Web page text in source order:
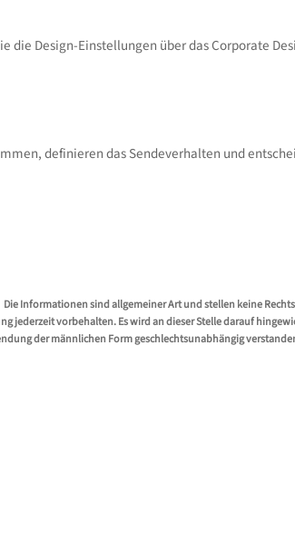
Design-Einstellungen über das Corporate
definieren das Sendeverhalten und
Die Informationen sind allgemeiner Art und stellen keine
vorbehalten. Es wird an dieser Stelle darauf
der männlichen Form geschlechtsunabhängig